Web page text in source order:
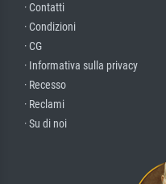
· Contatti
· Condizioni
· CG
· Informativa sulla privacy
· Recesso
· Reclami
· Su di noi